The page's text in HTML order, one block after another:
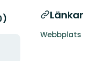
Länkar
Webbplats